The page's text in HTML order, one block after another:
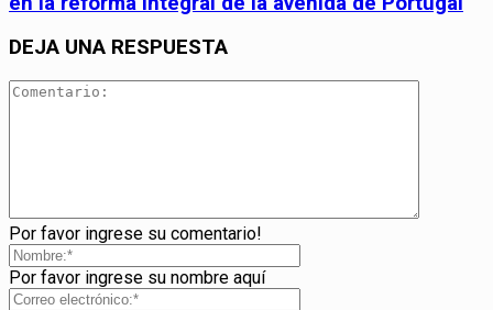
DEJA UNA RESPUESTA
Por favor ingrese su comentario!
Por favor ingrese su nombre aquí